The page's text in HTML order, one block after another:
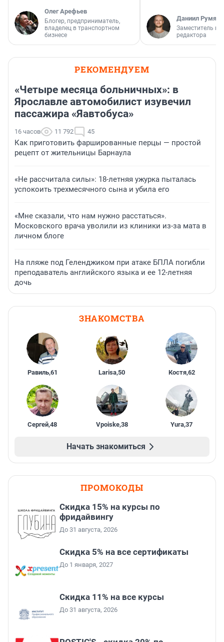
Олег Арефьев
Блогер, предприниматель,
владелец в транспортном
бизнесе
Даниил
Заместитель
редактора
РЕКОМЕНДУЕМ
«Четыре месяца больничных»: в
Ярославле автомобилист изувечил
пассажира «Яавтобуса»
16 часов 11 792 45
Как приготовить фаршированные перцы — простой
рецепт от жительницы Барнаула
«Не рассчитала силы»: 18-летняя ужурка пыталась
успокоить трехмесячного сына и убила его
«Мне сказали, что нам нужно расстаться».
Московского врача уволили из клиники из-за мата в
личном блоге
На пляже под Геленджиком при атаке БПЛА погибли
преподаватель английского языка и ее 12-летняя
дочь
ЗНАКОМСТВА
Равиль,61 Larisa,50 Костя,62
Сергей,48 Vpoiske,38 Yura,37
Начать знакомиться
ПРОМОКОДЫ
Скидка 15% на курсы по
фридайвингу
До 31 августа, 2026
Скидка 5% на все сертификаты
До 1 января, 2027
Скидка 11% на все курсы
До 31 августа, 2026